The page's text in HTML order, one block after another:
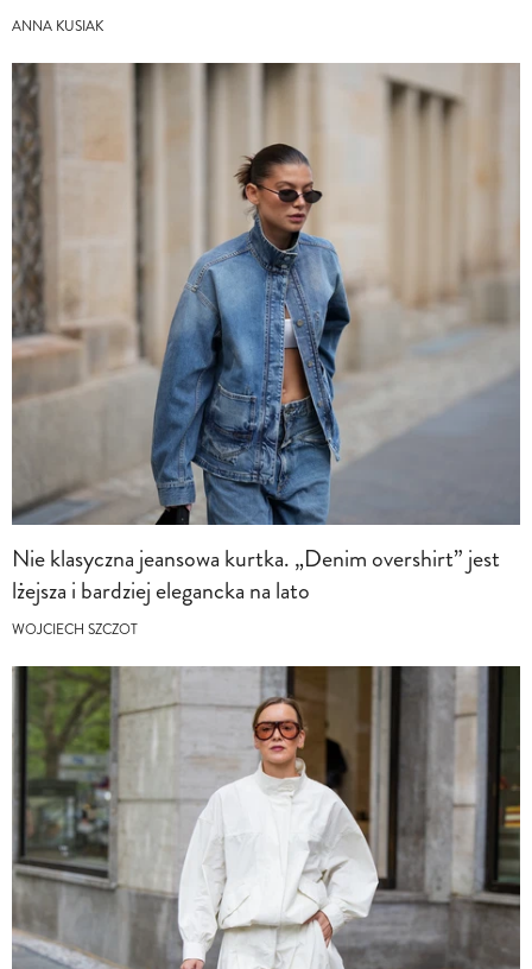
ANNA KUSIAK
Nie klasyczna jeansowa kurtka. „Denim overshirt” jest
lżejsza i bardziej elegancka na lato
WOJCIECH SZCZOT